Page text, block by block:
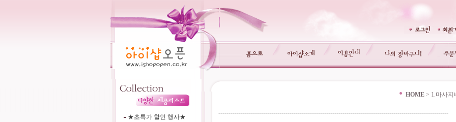
★초특가 할인 행사★
HOME > 1.마사지
-----------------------------------------------------------------------------------------------------------------